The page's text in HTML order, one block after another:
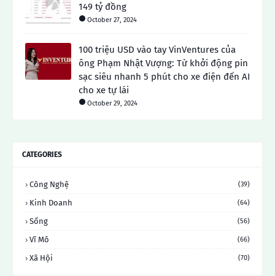
149 tỷ đồng
October 27, 2024
100 triệu USD vào tay VinVentures của
ông Phạm Nhật Vượng: Từ khởi động pin
sạc siêu nhanh 5 phút cho xe điện đến AI
cho xe tự lái
October 29, 2024
CATEGORIES
Công Nghệ (39)
Kinh Doanh (64)
Sống (56)
Vĩ Mô (66)
Xã Hội (70)